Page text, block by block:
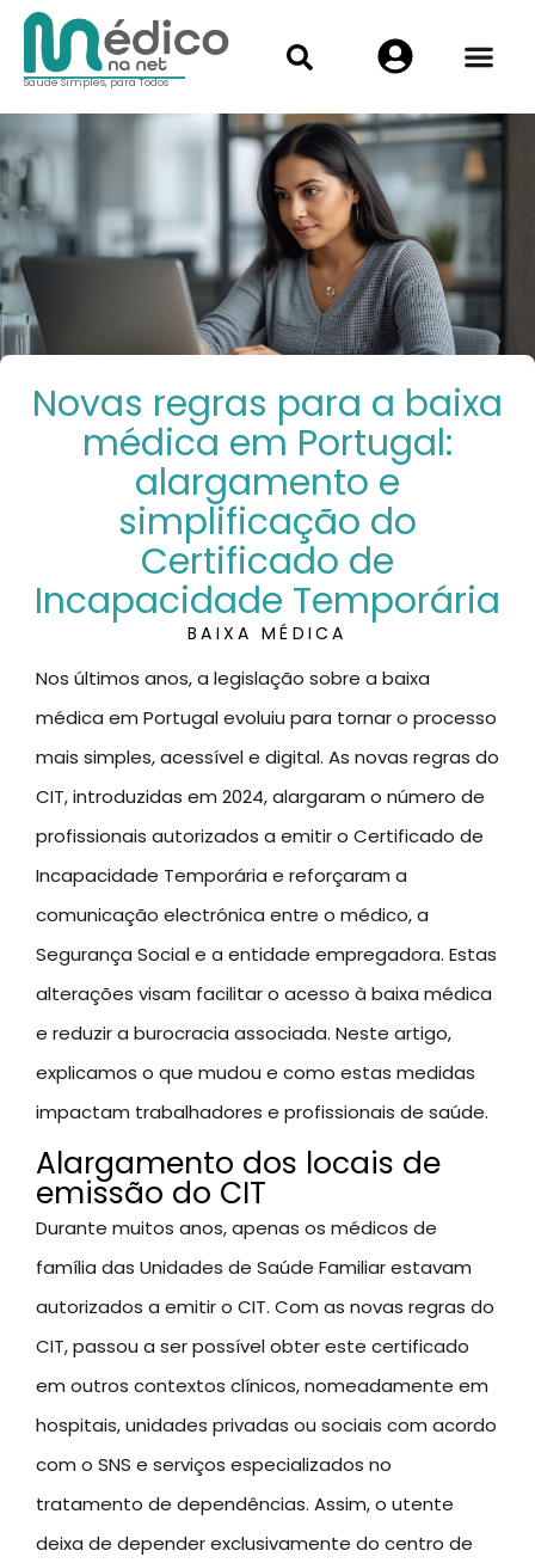
Saúde Simples, para Todos
Novas regras para a baixa
médica em Portugal:
alargamento e
simplificação do
Certificado de
Incapacidade Temporária
BAIXA MÉDICA
Nos últimos anos, a legislação sobre a baixa
médica em Portugal evoluiu para tornar o processo
mais simples, acessível e digital. As novas regras do
CIT, introduzidas em 2024, alargaram o número de
profissionais autorizados a emitir o Certificado de
Incapacidade Temporária e reforçaram a
comunicação electrónica entre o médico, a
Segurança Social e a entidade empregadora. Estas
alterações visam facilitar o acesso à baixa médica
e reduzir a burocracia associada. Neste artigo,
explicamos o que mudou e como estas medidas
impactam trabalhadores e profissionais de saúde.
Alargamento dos locais de
emissão do CIT
Durante muitos anos, apenas os médicos de
família das Unidades de Saúde Familiar estavam
autorizados a emitir o CIT. Com as novas regras do
CIT, passou a ser possível obter este certificado
em outros contextos clínicos, nomeadamente em
hospitais, unidades privadas ou sociais com acordo
com o SNS e serviços especializados no
tratamento de dependências. Assim, o utente
deixa de depender exclusivamente do centro de